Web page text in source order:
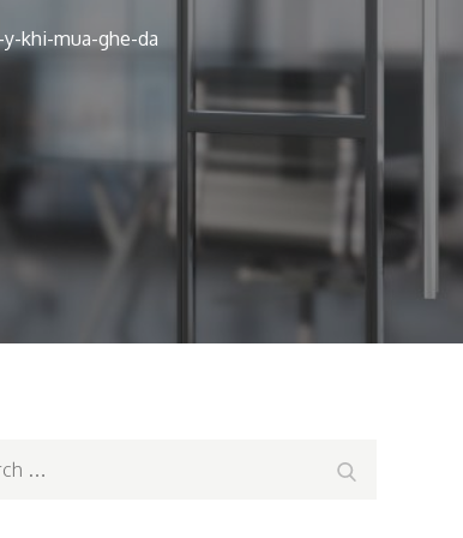
khi-mua-ghe-da